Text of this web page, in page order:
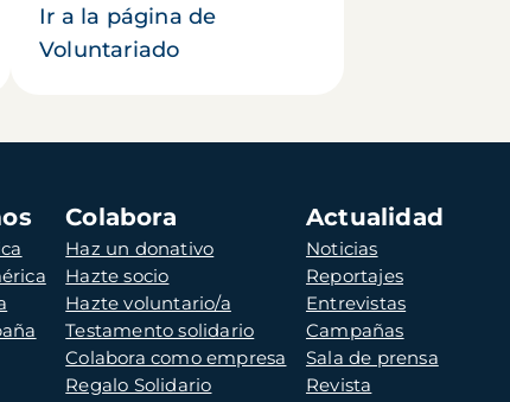
Ir a la página de
Voluntariado
Colabora
Haz un donativo
Hazte socio
Hazte voluntario/a
Testamento solidario
Colabora como empresa
Regalo Solidario
Actualidad
Noticias
Reportajes
Entrevistas
Campañas
Sala de prensa
Revista